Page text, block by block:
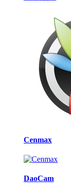
Cenmax
DaoCam